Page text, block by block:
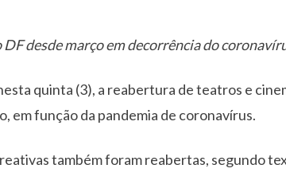
desde março em decorrência do
quinta (3), a reabertura de teatros e
em função da pandemia de coronavírus.
também foram reabertas, segundo